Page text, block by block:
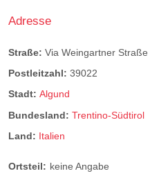
Adresse
Straße: Via Weingartner Straße
Postleitzahl: 39022
Stadt: Algund
Bundesland: Trentino-Südtirol
Land: Italien
Ortsteil: keine Angabe